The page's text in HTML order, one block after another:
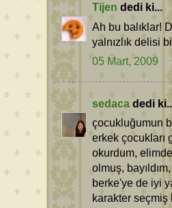
Tijen dedi ki...
Ah bu balıklar!
yalnızlık delisi
05 Mart, 2009
sedaca dedi
çocukluğumun
erkek çocukları
okurdum,
olmuş,
berke'ye de iyi
karakter seçmiş